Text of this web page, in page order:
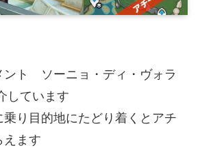
ント ソーニョ・ディ・ヴォラ
しています
り目的地にたどり着くとアチ
えます